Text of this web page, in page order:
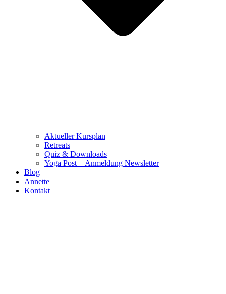
Aktueller Kursplan
Retreats
Quiz & Downloads
Yoga Post – Anmeldung Newsletter
Blog
Annette
Kontakt